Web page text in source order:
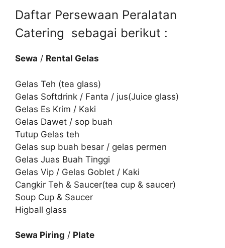
Daftar Persewaan Peralatan
Catering sebagai berikut :
Sewa / Rental Gelas
Gelas Teh (tea glass)
Gelas Softdrink / Fanta / jus(Juice glass)
Gelas Es Krim / Kaki
Gelas Dawet / sop buah
Tutup Gelas teh
Gelas sup buah besar / gelas permen
Gelas Juas Buah Tinggi
Gelas Vip / Gelas Goblet / Kaki
Cangkir Teh & Saucer(tea cup & saucer)
Soup Cup & Saucer
Higball glass
Sewa Piring / Plate